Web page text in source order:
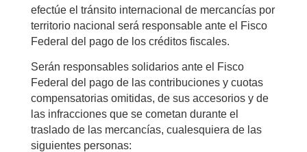
efectúe el tránsito internacional de mercancías por
territorio nacional será responsable ante el Fisco
Federal del pago de los créditos fiscales.
Serán responsables solidarios ante el Fisco
Federal del pago de las contribuciones y cuotas
compensatorias omitidas, de sus accesorios y de
las infracciones que se cometan durante el
traslado de las mercancías, cualesquiera de las
siguientes personas: